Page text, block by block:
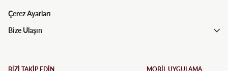
Çerez Ayarları
Bize Ulaşın
BİZİ TAKİP EDİN MOBİL UYGULAMA